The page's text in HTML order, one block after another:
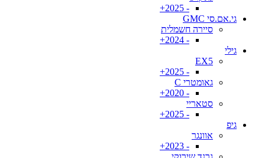
- 2025+
גי.אם.סי GMC
סיירה חשמלית
- 2024+
גילי
EX5
- 2025+
גאומטרי C
- 2020+
סטאריי
- 2025+
גיפ
אוונגר
- 2023+